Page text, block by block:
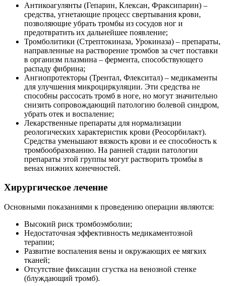
Антикоагулянты (Гепарин, Клексан, Фраксипарин) –
средства, угнетающие процесс свертывания крови,
позволяющие убрать тромбы из сосудов ног и
предотвратить их дальнейшее появление;
Тромболитики (Стрептокиназа, Урокиназа) – препараты,
направленные на растворение тромбов за счет поставки
в организм плазмина – фермента, способствующего
распаду фибрина;
Ангиопротекторы (Трентал, Флекситал) – медикаменты
для улучшения микроциркуляции. Эти средства не
способны рассосать тромб в ноге, но могут значительно
снизить сопровождающий патологию болевой синдром,
убрать отек и воспаление;
Лекарственные препараты для нормализации
реологических характеристик крови (Реосорбилакт).
Средства уменьшают вязкость крови и ее способность к
тромбообразованию. На ранней стадии патологии
препараты этой группы могут растворить тромбы в
венах нижних конечностей.
Хирургическое лечение
Основными показаниями к проведению операции являются:
Высокий риск тромбоэмболии;
Недостаточная эффективность медикаментозной
терапии;
Развитие воспаления вены и окружающих ее мягких
тканей;
Отсутствие фиксации сгустка на венозной стенке
(блуждающий тромб).